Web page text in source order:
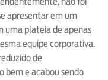
apresentar em um
uma plateia de apenas
equipe corporativa.
de
bem e acabou sendo